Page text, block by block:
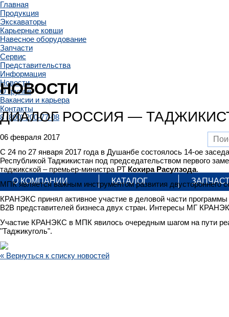
Главная
Продукция
Экскаваторы
Карьерные ковши
Навесное оборудование
Запчасти
Сервис
Представительства
Информация
Новости
О группе
Вакансии и карьера
Контакты
8 (800) 200-77-08
О КОМПАНИИ КАТАЛОГ
НОВОСТИ
ДИАЛОГ РОССИЯ —
06 февраля 2017
С 24 по 27 января 2017 года в Душанбе состоялось 14-ое
Республикой Таджикистан под председательством первого
таджикской – премьер-министра РТ Кохира Расулзода.
МПК является важным инструментом развития двустороннего
КРАНЭКС принял активное участие в деловой части
В2В представителей бизнеса двух стран. Интересы МГ
Участие КРАНЭКС в МПК явилось очередным шагом на пути
"Таджикуголь".
« Вернуться к списку новостей